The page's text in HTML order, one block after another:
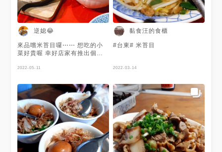
逆媳😂
來品嚐米苔目囉⋯⋯ 想吃的小
菜好貴喔 幸好店家有推出個人
菜都可以吃到 份量剛剛好很不
超棒 炸鬼頭刀好好吃
啊！！！！ 來這邊可以點個人
套餐小菜可以吃到 米苔目也可
以吃到超讚的 搭配店家賣的紅
烏龍超配 #義美食品
2022-05-11
黏食汪的食櫃
#台東# 米苔目
2022-03-14